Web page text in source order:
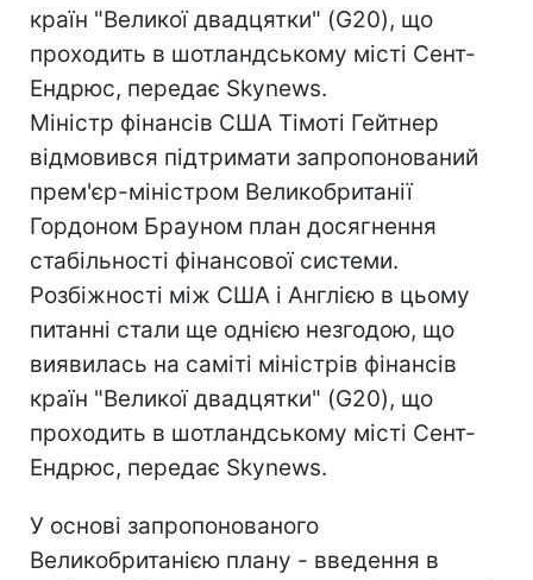
країн "Великої двадцятки" (G20), що
проходить в шотландському місті Сент-
Ендрюс, передає Skynews.
Міністр фінансів США Тімоті Гейтнер
відмовився підтримати запропонований
прем'єр-міністром Великобританії
Гордоном Брауном план досягнення
стабільності фінансової системи.
Розбіжності між США і Англією в цьому
питанні стали ще однією незгодою, що
виявилась на саміті міністрів фінансів
країн "Великої двадцятки" (G20), що
проходить в шотландському місті Сент-
Ендрюс, передає Skynews.
У основі запропонованого
Великобританією плану - введення в